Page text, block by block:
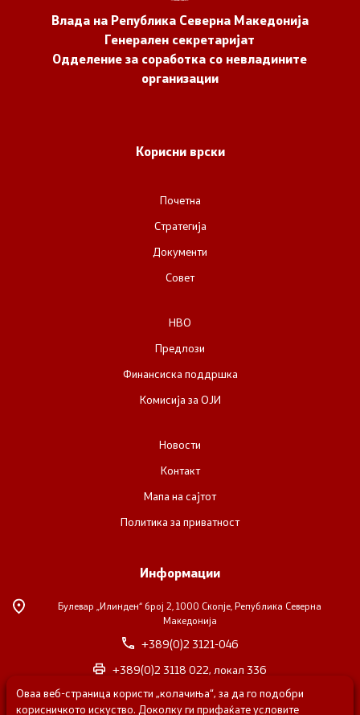
Влада на Република Северна Македонија
Генерален секретаријат
Одделение за соработка со невладините
организации
Корисни врски
Почетна
Стратегија
Документи
Совет
НВО
Предлози
Финансиска поддршка
Комисија за ОЈИ
Новости
Контакт
Мапа на сајтот
Политика за приватност
Информации
Булевар „Илинден“ број 2, 1000 Скопје, Република Северна
Македонија
+389(0)2 3121-046
+389(0)2 3118 022, локал 336
nvosorabotka@gs.gov.mk
Оваа веб-страница користи „колачиња“, за да го подобри
корисничкото искуство. Доколку ги прифаќате условите